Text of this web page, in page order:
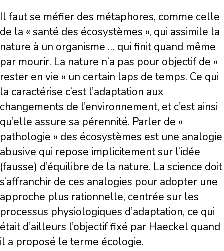
Il faut se méfier des métaphores, comme celle
de la « santé des écosystèmes », qui assimile la
nature à un organisme … qui finit quand même
par mourir. La nature n’a pas pour objectif de «
rester en vie » un certain laps de temps. Ce qui
la caractérise c’est l’adaptation aux
changements de l’environnement, et c’est ainsi
qu’elle assure sa pérennité. Parler de «
pathologie » des écosystèmes est une analogie
abusive qui repose implicitement sur l’idée
(fausse) d’équilibre de la nature. La science doit
s’affranchir de ces analogies pour adopter une
approche plus rationnelle, centrée sur les
processus physiologiques d’adaptation, ce qui
était d’ailleurs l’objectif fixé par Haeckel quand
il a proposé le terme écologie.